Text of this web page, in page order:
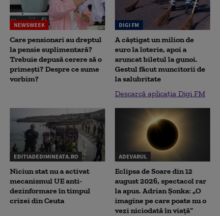
NEWSWEEK
Care pensionari au dreptul
la pensie suplimentară?
Trebuie depusă cerere să o
primești? Despre ce sume
vorbim?
DIGI FM
A câștigat un milion de
euro la loterie, apoi a
aruncat biletul la gunoi.
Gestul făcut muncitorii de
la salubritate
Descarcă aplicația Digi FM
EDITIADEDIMINEATA.RO
Niciun stat nu a activat
mecanismul UE anti-
dezinformare în timpul
crizei din Ceuta
ADEVARUL
Eclipsa de Soare din 12
august 2026, spectacol rar
la apus. Adrian Șonka: „O
imagine pe care poate nu o
vezi niciodată în viață”